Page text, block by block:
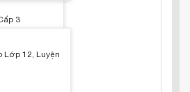
3
Lớp 12, Luyện